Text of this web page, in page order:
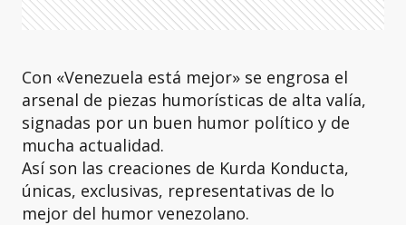
Con «Venezuela está mejor» se engrosa el
arsenal de piezas humorísticas de alta valía,
signadas por un buen humor político y de
mucha actualidad.
Así son las creaciones de Kurda Konducta,
únicas, exclusivas, representativas de lo
mejor del humor venezolano.